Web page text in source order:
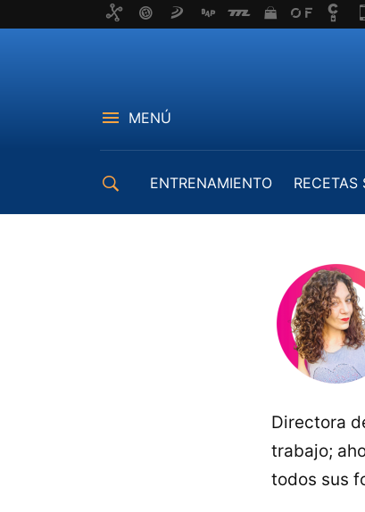
MENÚ
ENTRENAMIENTO RECETAS
Directora
trabajo;
todos sus